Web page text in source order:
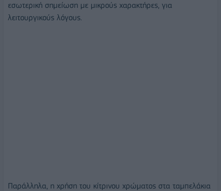
εσωτερική σημείωση με μικρούς χαρακτήρες, για
λειτουργικούς λόγους.
Παράλληλα, η χρήση του κίτρινου χρώματος στα ταμπελάκια